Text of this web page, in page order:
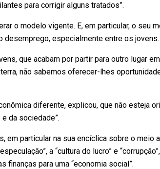
para corrigir alguns tratados”.
o modelo vigente. E, em particular, o seu
desemprego, especialmente entre os jovens.
que acabam por partir para outro lugar
não sabemos oferecer-lhes
diferente, explicou, que não esteja
da sociedade”.
particular na sua encíclica sobre o meio
a “cultura do lucro” e
finanças para uma “economia social”.